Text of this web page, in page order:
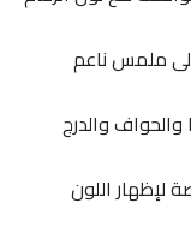
ملمس ناعم
والدرج
اللون